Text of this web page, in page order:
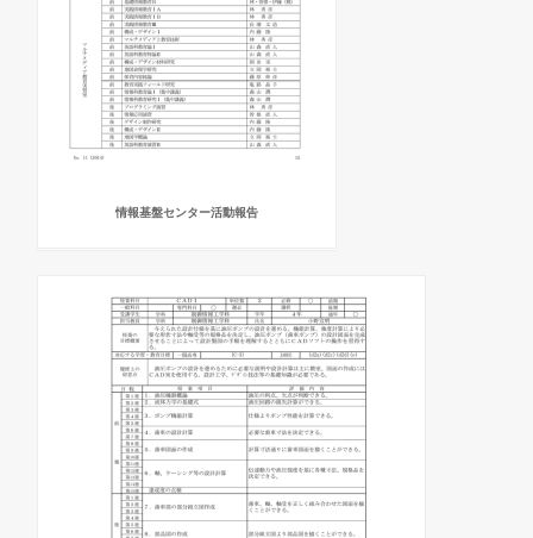
情報基盤センター活動報告